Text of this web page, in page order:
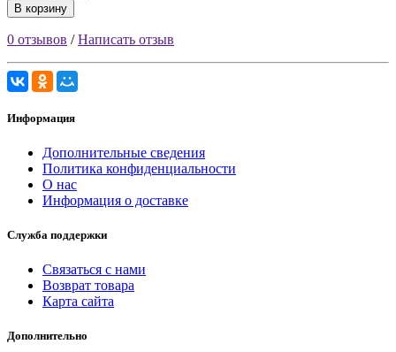
В корзину
0 отзывов /Написать отзыв
Информация
Дополнительные сведения
Политика конфиденциальности
О нас
Информация о доставке
Служба поддержки
Связаться с нами
Возврат товара
Карта сайта
Дополнительно